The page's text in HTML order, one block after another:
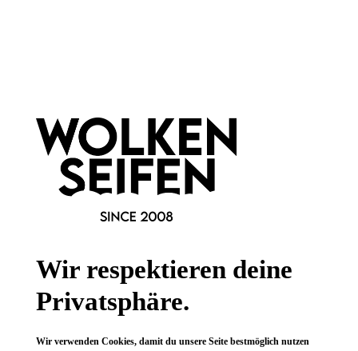
Informationen
Gesetzliche Informationen
FAQWir respektieren deine
Privatsphäre.
Wir verwenden Cookies, damit du unsere Seite bestmöglich nutzen